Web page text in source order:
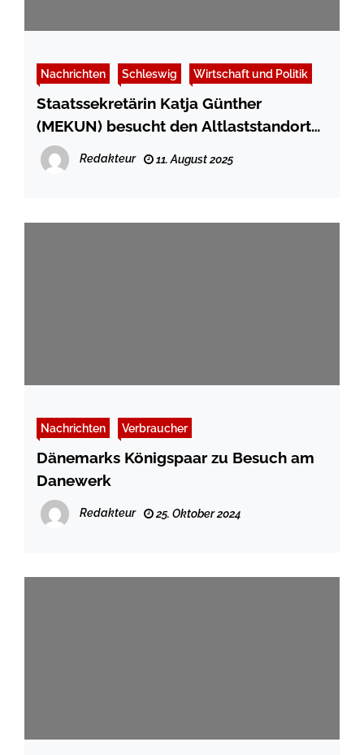
Nachrichten Schleswig Wirtschaft und Politik
Staatssekretärin Katja Günther
(MEKUN) besucht den Altlaststandort
Wikingeck in Schleswig: Einblicke in
die Fortschritte der Sanierung
Redakteur 11. August 2025
Nachrichten Verbraucher
Dänemarks Königspaar zu Besuch am
Danewerk
Redakteur 25. Oktober 2024